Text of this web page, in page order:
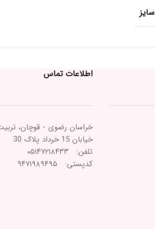
سایز
اطلاعات تماس
خراسان رضوی - قوچان،
خیابان 15 خرداد پلاک 30
تلفن: ۰۵۱۴۷۲۱۸۴۳۳
کدپستی: ۹۴۷۱۹۸۹۴۹۵